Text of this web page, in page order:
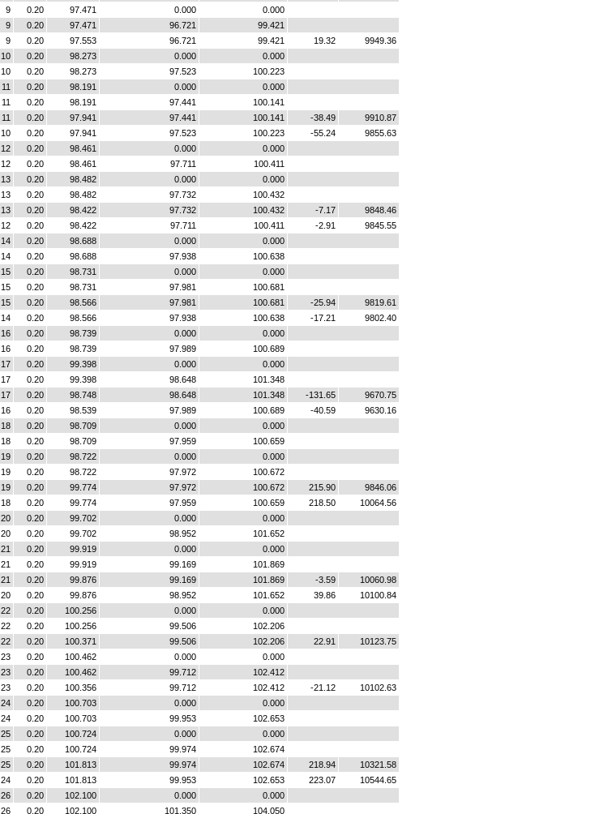
9 0.20 97.471 0.000
0.000
9 0.20 97.471 96.721
99.421
9 0.20 97.553 96.721 99.421 19.32
9949.36
10 0.20 98.273 0.000
0.000
10 0.20 98.273 97.523
100.223
11 0.20 98.191 0.000
0.000
11 0.20 98.191 97.441
100.141
11 0.20 97.941 97.441 100.141 -38.49
9910.87
10 0.20 97.941 97.523 100.223 -55.24
9855.63
12 0.20 98.461 0.000
0.000
12 0.20 98.461 97.711
100.411
13 0.20 98.482 0.000
0.000
13 0.20 98.482 97.732
100.432
13 0.20 98.422 97.732 100.432 -7.17
9848.46
12 0.20 98.422 97.711 100.411 -2.91
9845.55
14 0.20 98.688 0.000
0.000
14 0.20 98.688 97.938
100.638
15 0.20 98.731 0.000
0.000
15 0.20 98.731 97.981
100.681
15 0.20 98.566 97.981 100.681 -25.94
9819.61
14 0.20 98.566 97.938 100.638 -17.21
9802.40
16 0.20 98.739 0.000
0.000
16 0.20 98.739 97.989
100.689
17 0.20 99.398 0.000
0.000
17 0.20 99.398 98.648
101.348
17 0.20 98.748 98.648 101.348 -131.65
9670.75
16 0.20 98.539 97.989 100.689 -40.59
9630.16
18 0.20 98.709 0.000
0.000
18 0.20 98.709 97.959
100.659
19 0.20 98.722 0.000
0.000
19 0.20 98.722 97.972
100.672
19 0.20 99.774 97.972 100.672 215.90
9846.06
18 0.20 99.774 97.959 100.659 218.50
10064.56
20 0.20 99.702 0.000
0.000
20 0.20 99.702 98.952
101.652
21 0.20 99.919 0.000
0.000
21 0.20 99.919 99.169
101.869
21 0.20 99.876 99.169 101.869 -3.59
10060.98
20 0.20 99.876 98.952 101.652 39.86
10100.84
22 0.20 100.256 0.000
0.000
22 0.20 100.256 99.506
102.206
22 0.20 100.371 99.506 102.206 22.91
10123.75
23 0.20 100.462 0.000
0.000
23 0.20 100.462 99.712
102.412
23 0.20 100.356 99.712 102.412 -21.12
10102.63
24 0.20 100.703 0.000
0.000
24 0.20 100.703 99.953
102.653
25 0.20 100.724 0.000
0.000
25 0.20 100.724 99.974
102.674
25 0.20 101.813 99.974 102.674 218.94
10321.58
24 0.20 101.813 99.953 102.653 223.07
10544.65
26 0.20 102.100 0.000
0.000
26 0.20 102.100 101.350
104.050